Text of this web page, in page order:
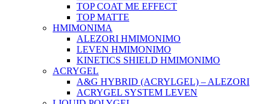
TOP COAT ΜΕ EFFECT
TOP MATTE
ΗΜΙΜΟΝΙΜΑ
ALEZORI ΗΜΙΜΟΝΙΜΟ
LEVEN ΗΜΙΜΟΝΙΜΟ
KINETICS SHIELD ΗΜΙΜΟΝΙΜΟ
ACRYGEL
A&G HYBRID (ACRYLGEL) – ALEZORI
ACRYGEL SYSTEM LEVEN